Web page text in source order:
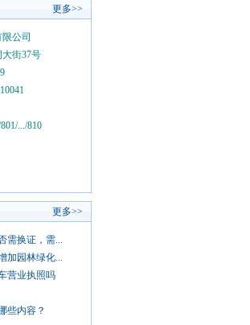
更多>>
公司
街37号
.../810
更多>>
需换证，需...
加园林绿化...
营业执照吗
些内容？